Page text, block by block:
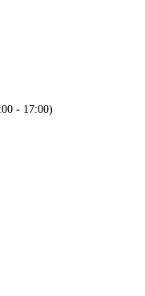
- 17:00)